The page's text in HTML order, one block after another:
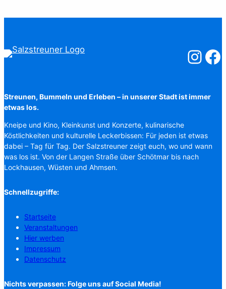
Streunen, Bummeln und Erleben – in unserer Stadt ist immer
etwas los.
Kneipe und Kino, Kleinkunst und Konzerte, kulinarische
Köstlichkeiten und kulturelle Leckerbissen: Für jeden ist etwas
dabei – Tag für Tag. Der Salzstreuner zeigt euch, wo und wann
was los ist. Von der Langen Straße über Schötmar bis nach
Lockhausen, Wüsten und Ahmsen.
Schnellzugriffe:
Startseite
Veranstaltungen
Hier werben
Impressum
Datenschutz
Nichts verpassen: Folge uns auf Social Media!